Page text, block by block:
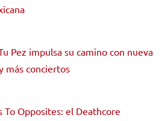
Pez impulsa su camino con nueva
más conciertos
To Opposites: el Deathcore